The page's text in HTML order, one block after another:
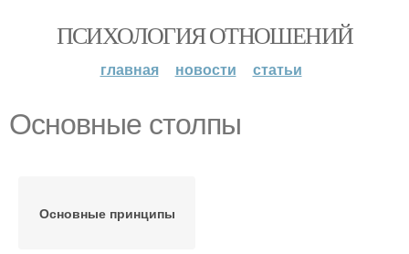
ПСИХОЛОГИЯ ОТНОШЕНИЙ
главная новости статьи
Основные столпы
Основные принципы